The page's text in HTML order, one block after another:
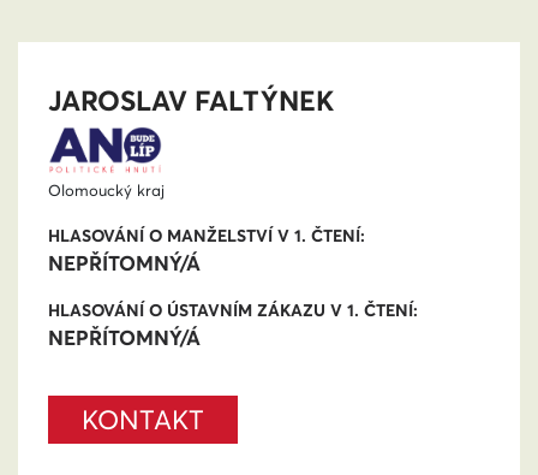
JAROSLAV FALTÝNEK
Olomoucký kraj
HLASOVÁNÍ O MANŽELSTVÍ V 1. ČTENÍ:
NEPŘÍTOMNÝ/Á
HLASOVÁNÍ O ÚSTAVNÍM ZÁKAZU V 1. ČTENÍ:
NEPŘÍTOMNÝ/Á
KONTAKT